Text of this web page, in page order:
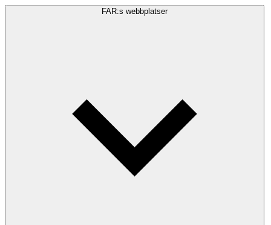
FAR:s webbplatser